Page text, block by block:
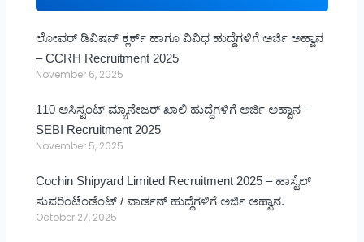
ಲೋವರ್ ಡಿವಿಷನ್ ಕ್ಲರ್ಕ್ ಹಾಗೂ ವಿವಿಧ ಹುದ್ದೆಗಳಿಗೆ ಅರ್ಜಿ ಅಹ್ವಾನ
– CCRH Recruitment 2025
November 6, 2025
110 ಅಸಿಸ್ಟಂಟ್ ಮ್ಯಾನೇಜರ್ ಖಾಲಿ ಹುದ್ದೆಗಳಿಗೆ ಅರ್ಜಿ ಅಹ್ವಾನ –
SEBI Recruitment 2025
November 5, 2025
Cochin Shipyard Limited Recruitment 2025 – ಹಾಸ್ಟೆಲ್
ಸುಪರಿಂಟೆಂಡೆಂಟ್ / ವಾರ್ಡನ್ ಹುದ್ದೆಗಳಿಗೆ ಅರ್ಜಿ ಅಹ್ವಾನ.
October 27, 2025